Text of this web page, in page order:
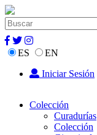
ES
EN
Iniciar Sesión
Colección
Curadurías
Colección